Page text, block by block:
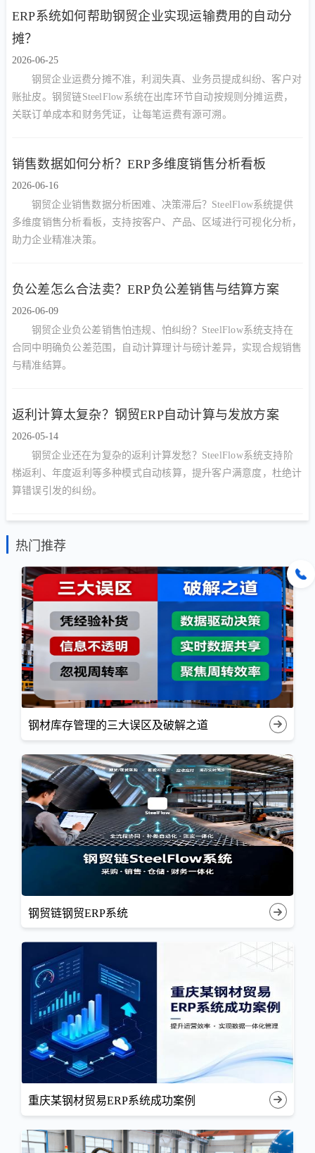
ERP系统如何帮助钢贸企业实现运输费用的自动分
摊？
2026-06-25
钢贸企业运费分摊不准，利润失真、业务员提成纠纷、客户对
账扯皮。钢贸链SteelFlow系统在出库环节自动按规则分摊运费，
关联订单成本和财务凭证，让每笔运费有源可溯。
销售数据如何分析？ERP多维度销售分析看板
2026-06-16
钢贸企业销售数据分析困难、决策滞后？SteelFlow系统提供
多维度销售分析看板，支持按客户、产品、区域进行可视化分析，
助力企业精准决策。
负公差怎么合法卖？ERP负公差销售与结算方案
2026-06-09
钢贸企业负公差销售怕违规、怕纠纷？SteelFlow系统支持在
合同中明确负公差范围，自动计算理计与磅计差异，实现合规销售
与精准结算。
返利计算太复杂？钢贸ERP自动计算与发放方案
2026-05-14
钢贸企业还在为复杂的返利计算发愁？SteelFlow系统支持阶
梯返利、年度返利等多种模式自动核算，提升客户满意度，杜绝计
算错误引发的纠纷。
热门推荐
钢材库存管理的三大误区及破解之道
钢贸链钢贸ERP系统
重庆某钢材贸易ERP系统成功案例